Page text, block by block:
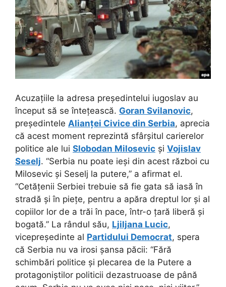
Acuzațiile la adresa președintelui iugoslav au
început să se întețească. Goran Svilanovic,
președintele Alianței Civice din Serbia, aprecia
că acest moment reprezintă sfârșitul carierelor
politice ale lui Slobodan Milosevic și Vojislav
Seselj. “Serbia nu poate ieși din acest război cu
Milosevic și Seselj la putere,” a afirmat el.
“Cetățenii Serbiei trebuie să fie gata să iasă în
stradă și în piețe, pentru a apăra dreptul lor și al
copiilor lor de a trăi în pace, într-o țară liberă și
bogată.” La rândul său, Ljiljana Lucic,
vicepreședinte al Partidului Democrat, spera
că Serbia nu va irosi șansa păcii: “Fără
schimbări politice și plecarea de la Putere a
protagoniștilor politicii dezastruoase de până